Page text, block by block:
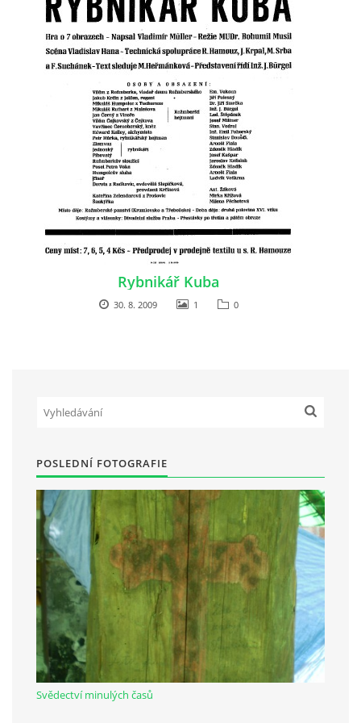
HRY OD ROKU 1973
VIDEOZÁZNAMY Z HER
FOTOALBUM
ČLENOVÉ - SOUČASNOST
HRY DO ROKU 1973
MÍSTO PRO VAŠE VZKAZY!!
257 24 Chocerady
IČ: 498 28 614
Kontaktní osoba:
Mgr. Miroslava Cinkeisová
723 967 851
Mirkaci@email.cz
© 2026 eStránky.cz RSS
Rybnikář Kuba
30. 8. 2009 1 0
POSLEDNÍ FOTOGRAFIE
Svědectví minulých časů